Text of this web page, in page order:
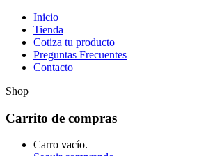
Inicio
Tienda
Cotiza tu producto
Preguntas Frecuentes
Contacto
Shop
Carrito de compras
Carro vacío.